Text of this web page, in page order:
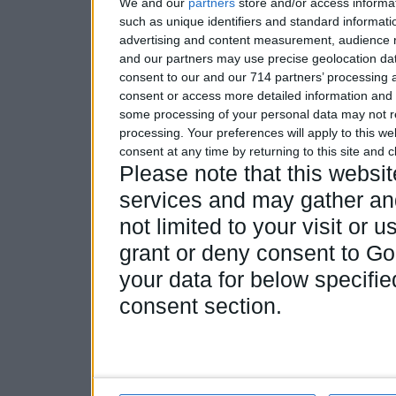
such as unique identifiers and standard
advertising and content measurement,
and our partners may use precise geolocation
consent to our and our 714 partners’
consent or access more detailed information
some processing of your personal data may not
processing. Your preferences will apply to this
consent at any time by returning to this site and
Please note that this
services and may gather
not limited to your visit or
grant or deny consent to
your data for below
consent section.